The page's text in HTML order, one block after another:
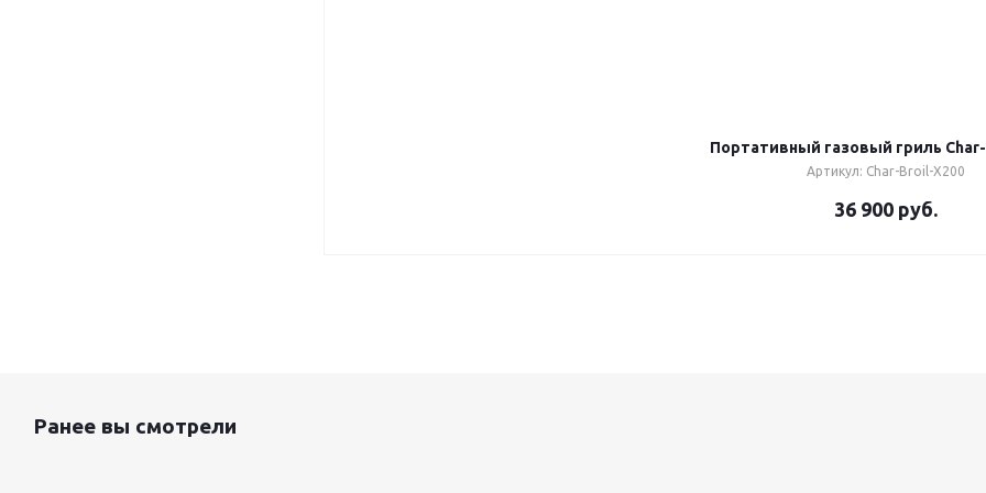
Портативный газовый гриль
Артикул: Char-Broil-X200
36 900 руб.
Ранее вы смотрели